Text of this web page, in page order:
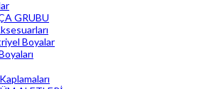
GRUBU
Boyalar